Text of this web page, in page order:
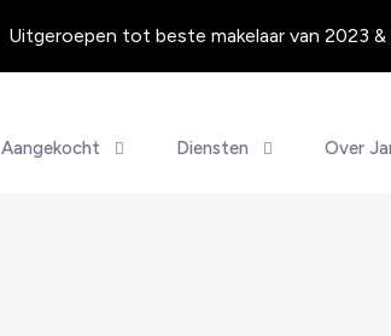
Uitgeroepen tot beste makelaar van 2023
Aangekocht Diensten Over